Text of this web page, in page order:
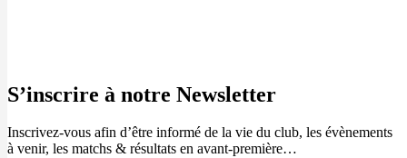
S’inscrire à notre Newsletter
Inscrivez-vous afin d’être informé de la vie du club, les évènements
à venir, les matchs & résultats en avant-première…